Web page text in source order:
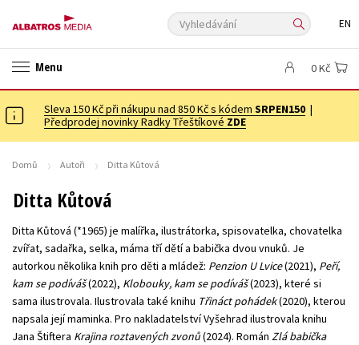
Vyhledávání EN
Menu
✉️ DÁRKOVÉ POUKAZY
Auto - moto
Beletrie pro děti
Dárkové publikace
Dárkové zboží
Esoterika a duchovní svět
Kuchařky
New Adult Ostatní Počítače
Poezie
Populárně - naučná pro dospělé
Populárně - naučné pro děti
Předškoláci
Příroda a zahrada
Přírodní vědy
Společnost, politika
Technika a věda
Učebnice
0 Kč
Sleva 150 Kč při nákupu nad 850 Kč s kódem SRPEN150 |
Předprodej novinky Radky Třeštíkové ZDE
Domů Autoři Ditta Kůtová
Ditta Kůtová
Ditta Kůtová (*1965) je malířka, ilustrátorka, spisovatelka, chovatelka
zvířat, sadařka, selka, máma tří dětí a babička dvou vnuků. Je
autorkou několika knih pro děti a mládež: Penzion U Lvice(2021), Peří,
kam se podíváš(2022), Klobouky, kam se podíváš(2023), které si
sama ilustrovala. Ilustrovala také knihu Třináct pohádek(2020), kterou
napsala její maminka. Pro nakladatelství Vyšehrad ilustrovala knihu
Jana Štiftera Krajina roztavených zvonů(2024). Román Zlá babička